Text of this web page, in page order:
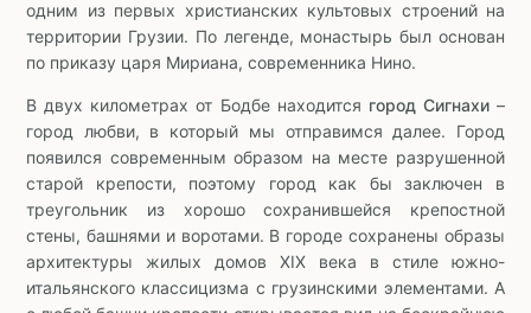
одним из первых христианских культовых строений на
территории Грузии. По легенде, монастырь был основан
по приказу царя Мириана, современника Нино.
В двух километрах от Бодбе находится город Сигнахи –
город любви, в который мы отправимся далее. Город
появился современным образом на месте разрушенной
старой крепости, поэтому город как бы заключен в
треугольник из хорошо сохранившейся крепостной
стены, башнями и воротами. В городе сохранены образы
архитектуры жилых домов XIX века в стиле южно-
итальянского классицизма с грузинскими элементами. А